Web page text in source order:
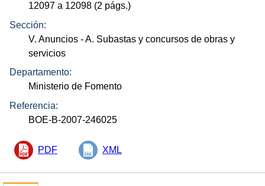
12097 a 12098 (2 págs.)
Sección:
V. Anuncios - A. Subastas y concursos de obras y
servicios
Departamento:
Ministerio de Fomento
Referencia:
BOE-B-2007-246025
PDF XML